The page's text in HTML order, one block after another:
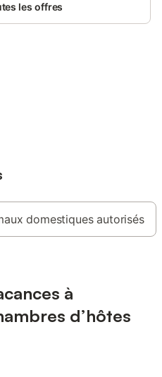
les offres
domestiques autorisés
à
d’hôtes